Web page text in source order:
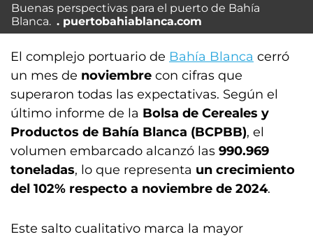
Buenas perspectivas para el puerto de Bahía
Blanca.
puertobahiablanca.com
El complejo portuario de Bahía Blanca cerró
un mes de noviembre con cifras que
superaron todas las expectativas. Según el
último informe de la Bolsa de Cereales y
Productos de Bahía Blanca (BCPBB), el
volumen embarcado alcanzó las 990.969
toneladas, lo que representa un crecimiento
del 102% respecto a noviembre de 2024.
Este salto cualitativo marca la mayor